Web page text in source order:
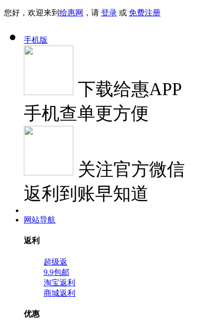
您好，欢迎来到 给惠网 ，请 登录 或 免费注册
手机版
下载给惠APP
手机查单更方便
关注官方微信
返利到账早知道
网站导航
返利
超级返
9.9包邮
淘宝返利
商城返利
优惠